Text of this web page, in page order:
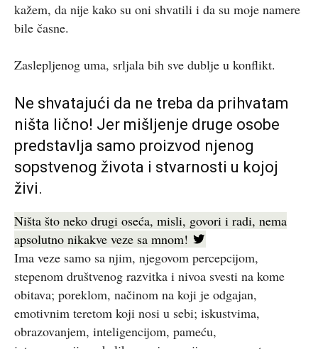
kažem, da nije kako su oni shvatili i da su moje namere
bile časne.
Zaslepljenog uma, srljala bih sve dublje u konflikt.
Ne shvatajući da ne treba da prihvatam
ništa lično! Jer mišljenje druge osobe
predstavlja samo proizvod njenog
sopstvenog života i stvarnosti u kojoj
živi.
Ništa što neko drugi oseća, misli, govori i radi, nema
apsolutno nikakve veze sa mnom!
Ima veze samo sa njim, njegovom percepcijom,
stepenom društvenog razvitka i nivoa svesti na kome
obitava; poreklom, načinom na koji je odgajan,
emotivnim teretom koji nosi u sebi; iskustvima,
obrazovanjem, inteligencijom, pameću,